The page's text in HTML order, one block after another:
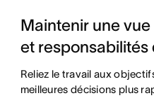
Maintenir une
et responsabilités
Reliez le travail aux
meilleures décisions plus